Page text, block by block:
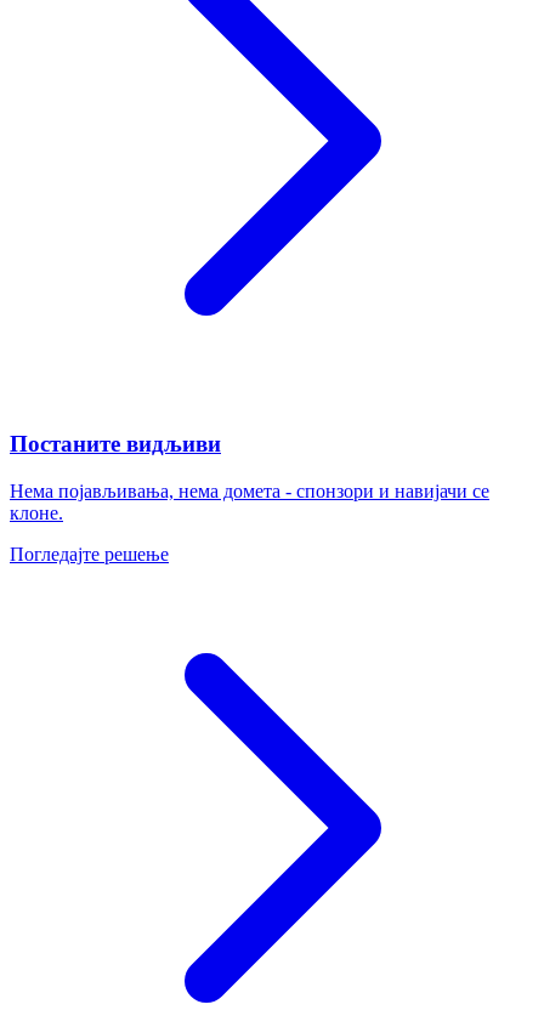
Постаните видљиви
Нема појављивања, нема домета - спонзори и навијачи се
клоне.
Погледајте решење